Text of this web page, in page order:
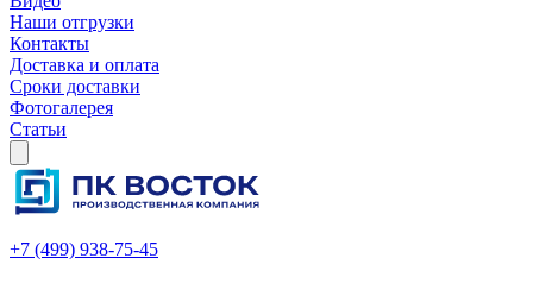
Наши отгрузки
Контакты
Доставка и оплата
Сроки доставки
Фотогалерея
Статьи
+7 (499) 938-75-45